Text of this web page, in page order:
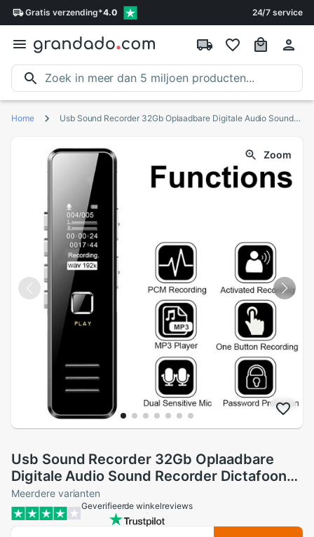
Gratis verzending*4.0 24/7 service
Home Usb Sound Recorder 32Gb Oplaadbare Digitale Audio Sound Recorder Dictafoon MP3 Speler Dsp Ruisonderdrukking Hd Remote Opnemen
Zoom
Usb Sound Recorder 32Gb Oplaadbare
Digitale Audio Sound Recorder Dictafoon
MP3 Speler Dsp Ruisonderdrukking Hd
Remote Opnemen
Meerdere varianten
Geverifieerde winkelreviews